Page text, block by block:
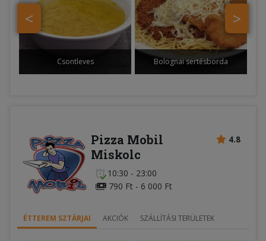
>
<
Csontleves Bolognai sertésborda
4.8
Pizza Mobil
Miskolc
10:30 - 23:00
790 Ft - 6 000 Ft
ÉTTEREM SZTÁRJAI AKCIÓK SZÁLLÍTÁSI TERÜLETEK